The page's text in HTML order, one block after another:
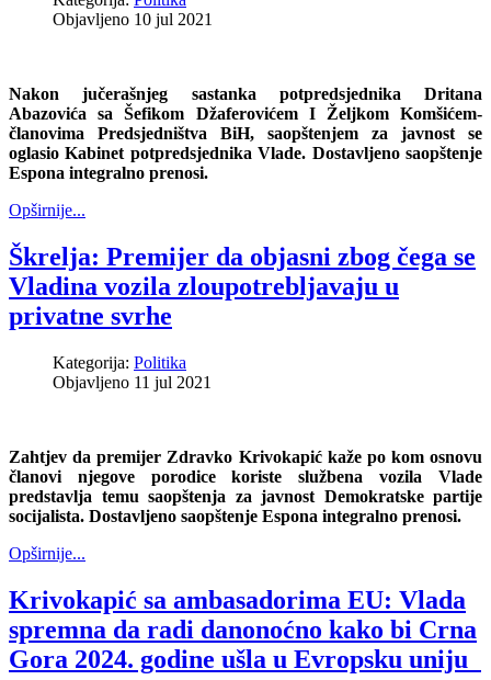
Objavljeno 10 jul 2021
Nakon jučerašnjeg sastanka potpredsjednika Dritana
Abazovića sa Šefikom Džaferovićem I Željkom Komšićem-
članovima Predsjedništva BiH, saopštenjem za javnost se
oglasio Kabinet potpredsjednika Vlade. Dostavljeno saopštenje
Espona integralno prenosi.
Opširnije...
Škrelja: Premijer da objasni zbog čega se
Vladina vozila zloupotrebljavaju u
privatne svrhe
Kategorija: Politika
Objavljeno 11 jul 2021
Zahtjev da premijer Zdravko Krivokapić kaže po kom osnovu
članovi njegove porodice koriste službena vozila Vlade
predstavlja temu saopštenja za javnost Demokratske partije
socijalista. Dostavljeno saopštenje Espona integralno prenosi.
Opširnije...
Krivokapić sa ambasadorima EU: Vlada
spremna da radi danonoćno kako bi Crna
Gora 2024. godine ušla u Evropsku uniju